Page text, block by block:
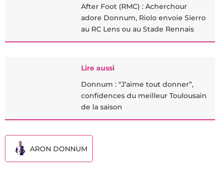
After Foot (RMC) : Acherchour
adore Donnum, Riolo envoie Sierro
au RC Lens ou au Stade Rennais
Lire aussi
Donnum : “J’aime tout donner”,
confidences du meilleur Toulousain
de la saison
ARON DONNUM